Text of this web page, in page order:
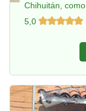
Chihuitán,
5,0